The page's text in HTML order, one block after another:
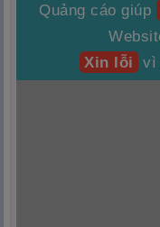
Quảng cáo giúp
Xin lỗi vì